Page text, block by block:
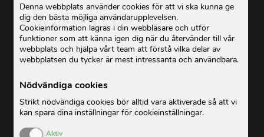
Denna webbplats använder cookies för att vi ska kunna ge
dig den bästa möjliga användarupplevelsen.
Cookieinformation lagras i din webbläsare och utför
funktioner som att känna igen dig när du återvänder till vår
webbplats och hjälpa vårt team att förstå vilka delar av
webbplatsen du tycker är mest intressanta och användbara.
Nödvändiga cookies
Strikt nödvändiga cookies bör alltid vara aktiverade så att vi
kan spara dina inställningar för cookieinställningar.
Enable or Disable Cookies
Aktiv